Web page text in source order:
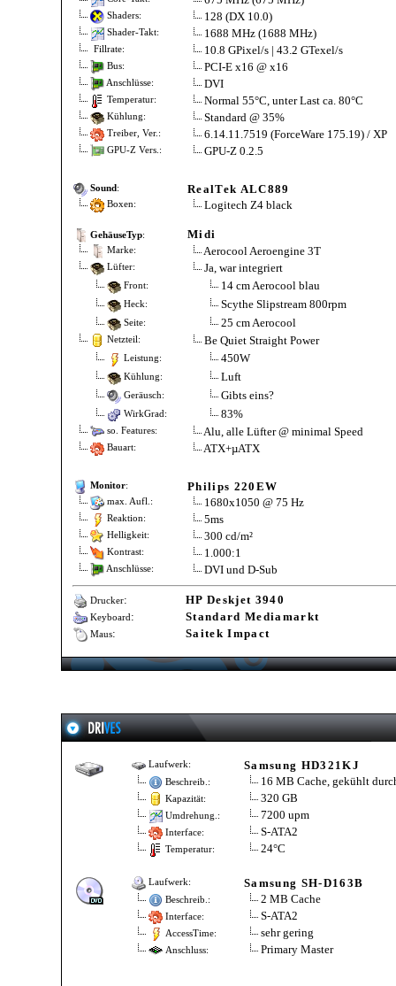
Shaders: 128 (DX 10.0)
Shader-Takt: 1688 MHz (1688 MHz)
Fillrate: 10.8 GPixel/s | 43.2 GTexel/s
Bus: PCI-E x16 @ x16
Anschlüsse: DVI
Temperatur: Normal 55°C, unter Last ca. 80°C
Kühlung: Standard @ 35%
Treiber, Ver.: 6.14.11.7519 (ForceWare 175.19) / XP
GPU-Z Vers.: GPU-Z 0.2.5
Sound: RealTek ALC889
Boxen: Logitech Z4 black
GehäuseTyp: Midi
Marke: Aerocool Aeroengine 3T
Lüfter: Ja, war integriert
Front: 14 cm Aerocool blau
Heck: Scythe Slipstream 800rpm
Seite: 25 cm Aerocool
Netzteil: Be Quiet Straight Power
Leistung: 450W
Kühlung: Luft
Geräusch: Gibts eins?
WirkGrad: 83%
so. Features: Alu, alle Lüfter @ minimal Speed
Bauart: ATX+µATX
Monitor: Philips 220EW
max. Aufl.: 1680x1050 @ 75 Hz
Reaktion: 5ms
Helligkeit: 300 cd/m²
Kontrast: 1.000:1
Anschlüsse: DVI und D-Sub
Drucker: HP Deskjet 3940
Keyboard: Standard Mediamarkt
Maus: Saitek Impact
Laufwerk: Samsung HD321KJ
Beschreib.: 16 MB Cache, gekühlt
Kapazität: 320 GB
Umdrehung.: 7200 upm
Interface: S-ATA2
Temperatur: 24°C
Laufwerk: Samsung SH-D163B
Beschreib.: 2 MB Cache
Interface: S-ATA2
AccessTime: sehr gering
Anschluss: Primary Master